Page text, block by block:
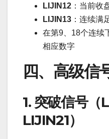
LIJIN12 ：当前收
LIJIN13 ：连续满
在第9、18个连续
相应数字
四、高级信
1. 突破信号（
LIJIN21）